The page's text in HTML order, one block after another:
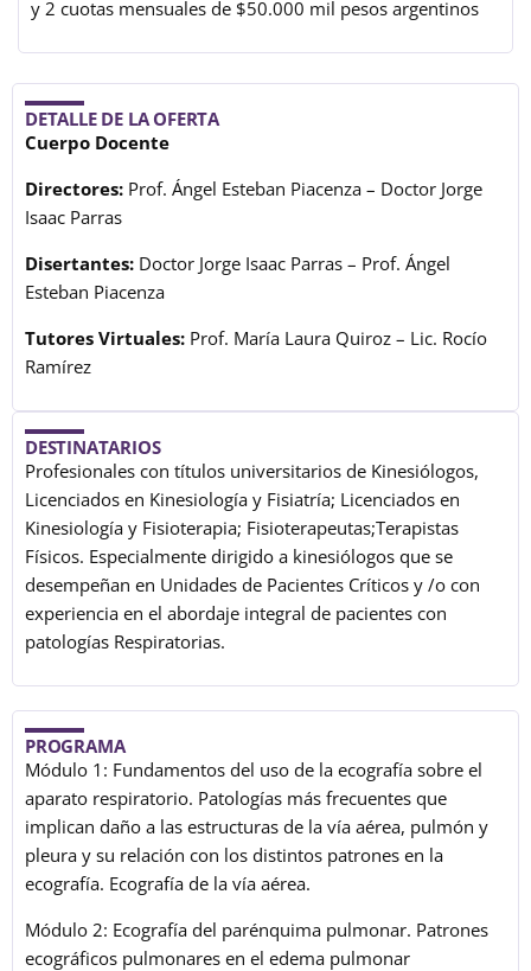
y 2 cuotas mensuales de $50.000 mil pesos argentinos
DETALLE DE LA OFERTA
Cuerpo Docente
Directores: Prof. Ángel Esteban Piacenza – Doctor Jorge
Isaac Parras
Disertantes: Doctor Jorge Isaac Parras – Prof. Ángel
Esteban Piacenza
Tutores Virtuales: Prof. María Laura Quiroz – Lic. Rocío
Ramírez
DESTINATARIOS
Profesionales con títulos universitarios de Kinesiólogos,
Licenciados en Kinesiología y Fisiatría; Licenciados en
Kinesiología y Fisioterapia; Fisioterapeutas;Terapistas
Físicos. Especialmente dirigido a kinesiólogos que se
desempeñan en Unidades de Pacientes Críticos y /o con
experiencia en el abordaje integral de pacientes con
patologías Respiratorias.
PROGRAMA
Módulo 1: Fundamentos del uso de la ecografía sobre el
aparato respiratorio. Patologías más frecuentes que
implican daño a las estructuras de la vía aérea, pulmón y
pleura y su relación con los distintos patrones en la
ecografía. Ecografía de la vía aérea.
Módulo 2: Ecografía del parénquima pulmonar. Patrones
ecográficos pulmonares en el edema pulmonar